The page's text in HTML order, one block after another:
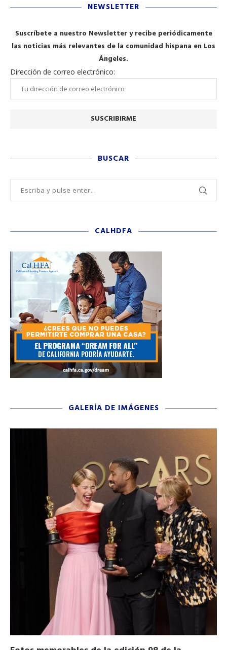
NEWSLETTER
Suscríbete a nuestro Newsletter y recibe periódicamente
las noticias más relevantes de la comunidad hispana en Los
Ángeles.
Dirección de correo electrónico:
BUSCAR
CALHDFA
GALERÍA DE IMÁGENES